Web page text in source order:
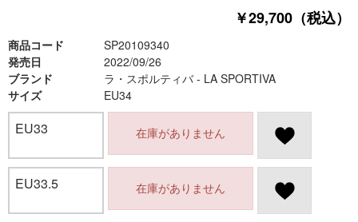
￥29,700（税込）
商品コード
SP20109340
発売日
2022/09/26
ブランド
ラ・スポルティバ - LA SPORTIVA
サイズ
EU34
EU33 在庫がありません
EU33.5 在庫がありません